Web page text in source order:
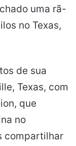
uma rã-
no Texas,
de sua
Texas, com
que
no
compartilhar